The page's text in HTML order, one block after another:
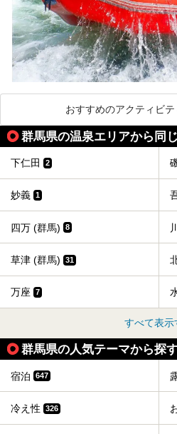
おすすめのアクティビ
群馬県の温泉エリアから同
下仁田 2
妙義 1
四万 (群馬) 8
草津 (群馬) 31
万座 7
すべて表示
群馬県の人気テーマから探
宿泊 647
冷え性 326